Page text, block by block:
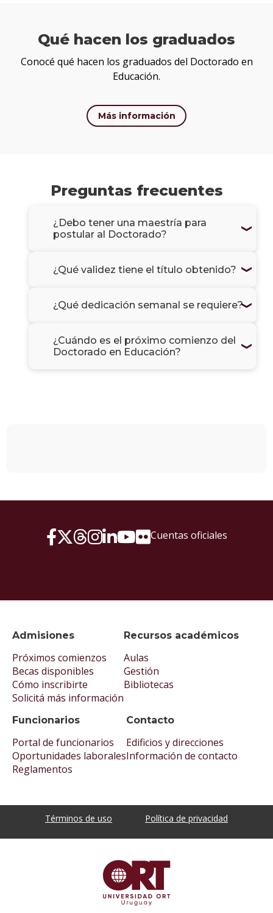
Qué hacen los graduados
Conocé qué hacen los graduados del Doctorado en
Educación.
Más información
Preguntas frecuentes
¿Debo tener una maestría para
postular al Doctorado?
¿Qué validez tiene el título obtenido?
¿Qué dedicación semanal se requiere?
¿Cuándo es el próximo comienzo del
Doctorado en Educación?
Admisiones
Próximos comienzos
Becas disponibles
Cómo inscribirte
Solicitá más información
Recursos académicos
Aulas
Gestión
Bibliotecas
Funcionarios
Portal de funcionarios
Oportunidades laborales
Reglamentos
Contacto
Edificios y direcciones
Información de contacto
Cuentas oficiales
Términos de uso Política de privacidad